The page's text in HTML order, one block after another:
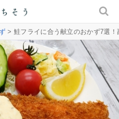
> 鮭フライに合う献立のおかず7選